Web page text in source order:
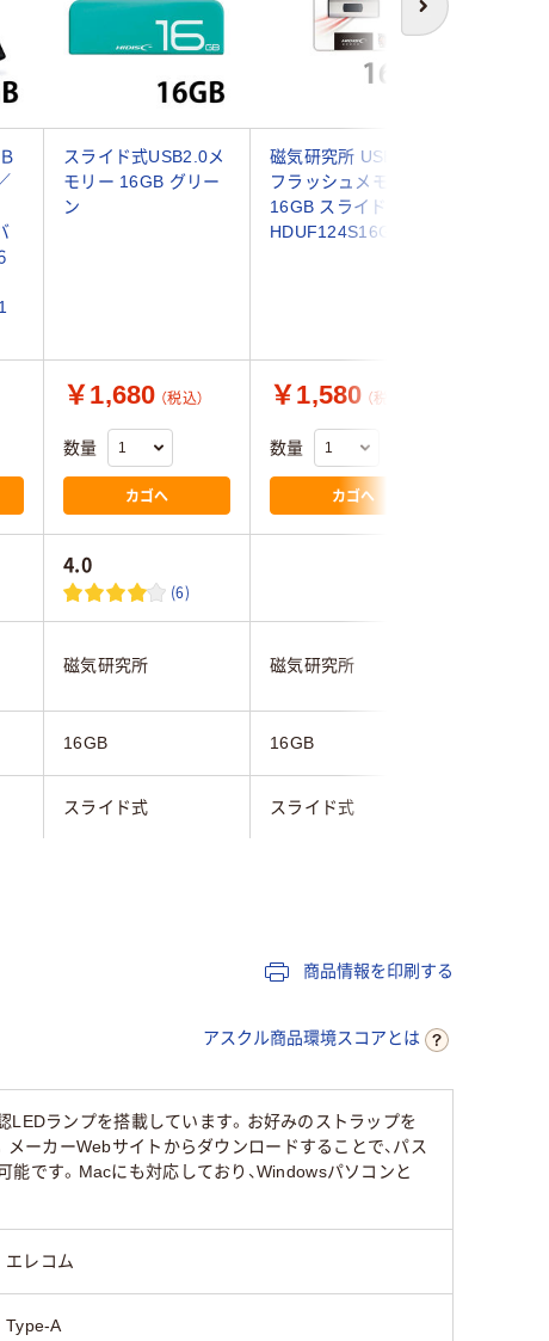
次へ
スライド式USB2.0メ
モリー 16GB グリー
ン
磁気研究所 USB 3.0
フラッシュメモリー
16GB スライド式
HDUF124S16G3 1個
￥1,680 （税込）
数量
カゴへ
￥1,580 （税込）
数量
カゴへ
4.0
(6)
磁気研究所 磁気研究所
16GB 16GB
スライド式 スライド式
商品情報を印刷する
アスクル商品環境スコアとは
ランプを搭載しています。お好みのストラップを
ーカーWebサイトからダウンロードすることで、パス
能です。Macにも対応しており、Windowsパソコンと
エレコム
Type-A